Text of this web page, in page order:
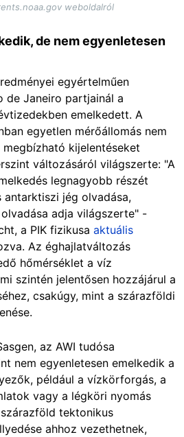
weboldalról
de nem egyenletesen
egyértelműen
de Janeiro partjainál a
emelkedett. A
egyetlen mérőállomás nem
kijelentéseket
változásáról világszerte: "A
legnagyobb részét
antarktiszi jég olvadása,
adja világszerte" -
a PIK fizikusa aktuális
Az éghajlatváltozás
hőmérséklet a víz
szintén jelentősen hozzájárul a
csakúgy, mint a szárazföldi
az AWI tudósa
nem egyenletesen emelkedik a
például a vízkörforgás, a
vagy a légköri nyomás
tektonikus
ahhoz vezethetnek,